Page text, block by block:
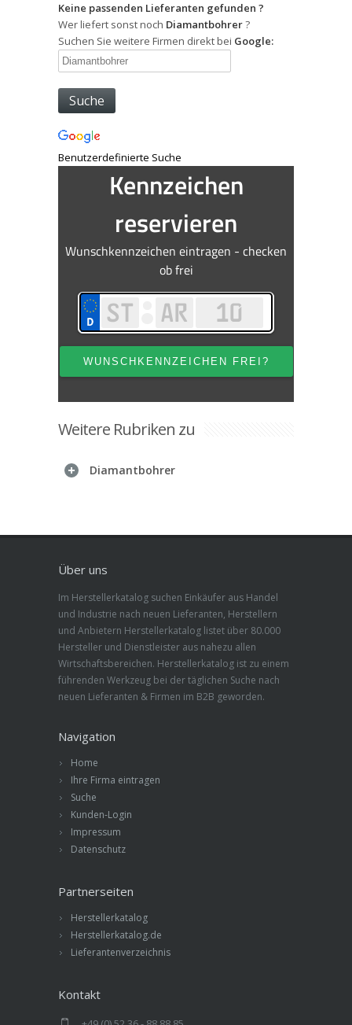
Keine passenden Lieferanten gefunden ?
Wer liefert sonst noch Diamantbohrer?
Suchen Sie weitere Firmen direkt bei Google:
Benutzerdefinierte Suche
Weitere Rubriken zu
Diamantbohrer
Über uns
Im Herstellerkatalog suchen Einkäufer aus Handel
und Industrie nach neuen Lieferanten, Herstellern
und Anbietern Herstellerkatalog listet über 80.000
Hersteller und Dienstleister aus nahezu allen
Wirtschaftsbereichen. Herstellerkatalog ist zu einem
führenden Werkzeug bei der täglichen Suche nach
neuen Lieferanten & Firmen im B2B geworden.
Navigation
Home
Ihre Firma eintragen
Suche
Kunden-Login
Impressum
Datenschutz
Partnerseiten
Herstellerkatalog
Herstellerkatalog.de
Lieferantenverzeichnis
Kontakt